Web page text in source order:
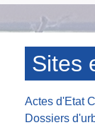
Sites
Actes d'Etat
Dossiers